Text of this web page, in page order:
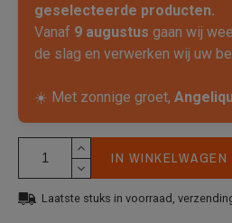
geselecteerde producten.
Vanaf 9 augustus gaan wij
de slag en verwerken wij uw
☀️ Met zonnige groet,
IN WINKELWAGEN
Laatste stuks in voorraad,